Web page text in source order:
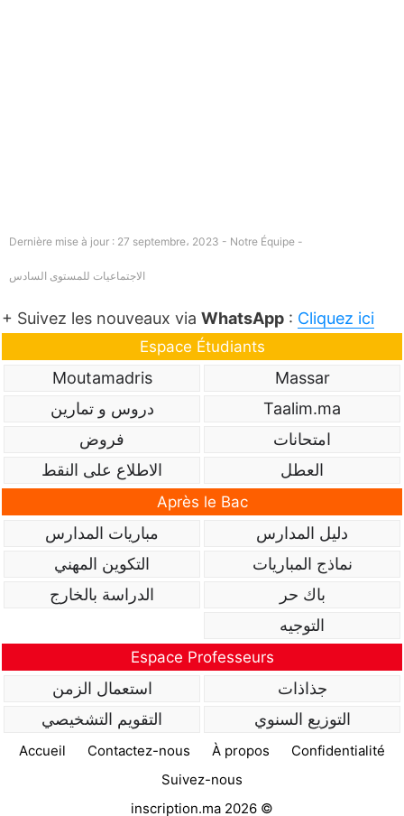
Dernière mise à jour : 27 septembre، 2023 - Notre Équipe -
الاجتماعيات للمستوى السادس
+ Suivez les nouveaux via WhatsApp : Cliquez ici
Espace Étudiants
Massar
Moutamadris
Taalim.ma
دروس و تمارين
امتحانات
فروض
العطل
الاطلاع على النقط
Après le Bac
دليل المدارس
مباريات المدارس
نماذج المباريات
التكوين المهني
باك حر
الدراسة بالخارج
التوجيه
Espace Professeurs
جذاذات
استعمال الزمن
التوزيع السنوي
التقويم التشخيصي
Accueil Contactez-nous À propos
Confidentialité
Suivez-nous
inscription.ma 2026 ©